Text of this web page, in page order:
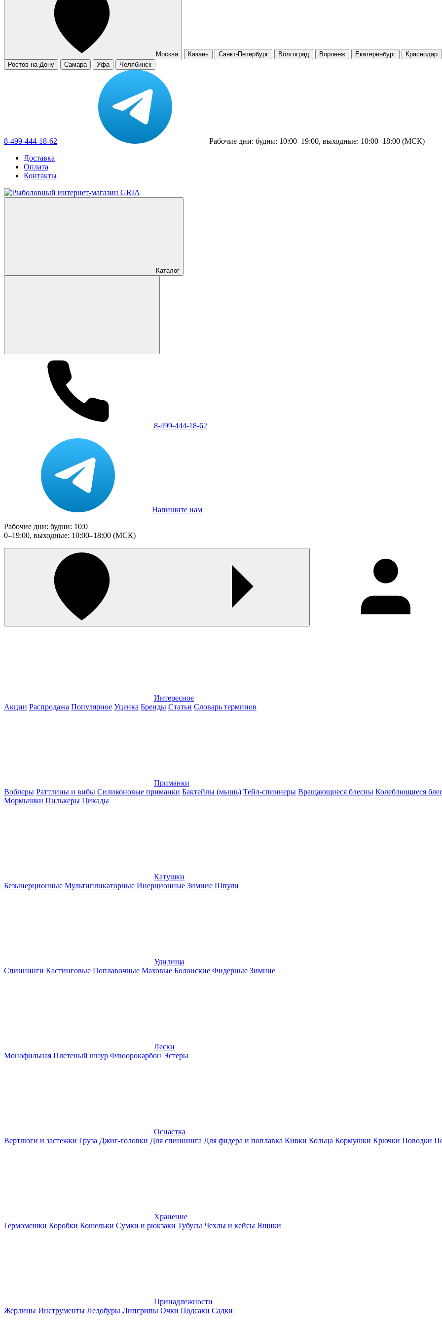
Москва Казань Санкт-Петербург Волгоград Воронеж Екатеринбург Краснодар
Ростов-на-Дону
Самара Уфа Челябинск
8-499-444-18-62
Рабочие дни: будни: 10:00–19:00, выходные: 10:00–18:00 (МСК)
Доставка
Оплата
Контакты
Каталог
8-499-444-18-62
Напишите нам
Рабочие дни: будни: 10:0
0–19:00, выходные: 10:00–18:00 (МСК)
Интересное
Акции Распродажа Популярное Уценка Бренды Статьи Словарь терминов
Приманки
Воблеры Раттлины и вибы Силиконовые приманки Бактейлы (мышь) Тейл-спиннеры Вращающиеся блесны Колеблющиеся
Мормышки Пилькеры Цикады
Катушки
Безынерционные Мультипликаторные Инерционные Зимние Шпули
Удилища
Спиннинги Кастинговые Поплавочные Маховые Болонские Фидерные Зимние
Лески
Монофильная Плетеный шнур Флюорокарбон Эстеры
Оснастка
Вертлюги и застежки Груза Джиг-головки Для спиннинга Для фидера и поплавка Кивки Кольца Кормушки Крючки Поводки
Хранение
Гермомешки Коробки Кошельки Сумки и рюкзаки Тубусы Чехлы и кейсы Ящики
Принадлежности
Жерлицы Инструменты Ледобуры Липгрипы Очки Подсаки Садки